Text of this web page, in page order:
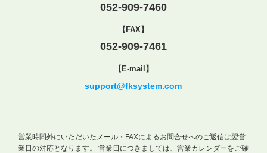
052-909-7460
【FAX】
052-909-7461
【E-mail】
support@fksystem.com
営業時間外にいただいたメール・FAXによるお問合せへのご返信は翌営
業日の対応となります。
営業日につきましては、営業カレンダーをご確